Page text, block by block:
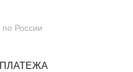
по России